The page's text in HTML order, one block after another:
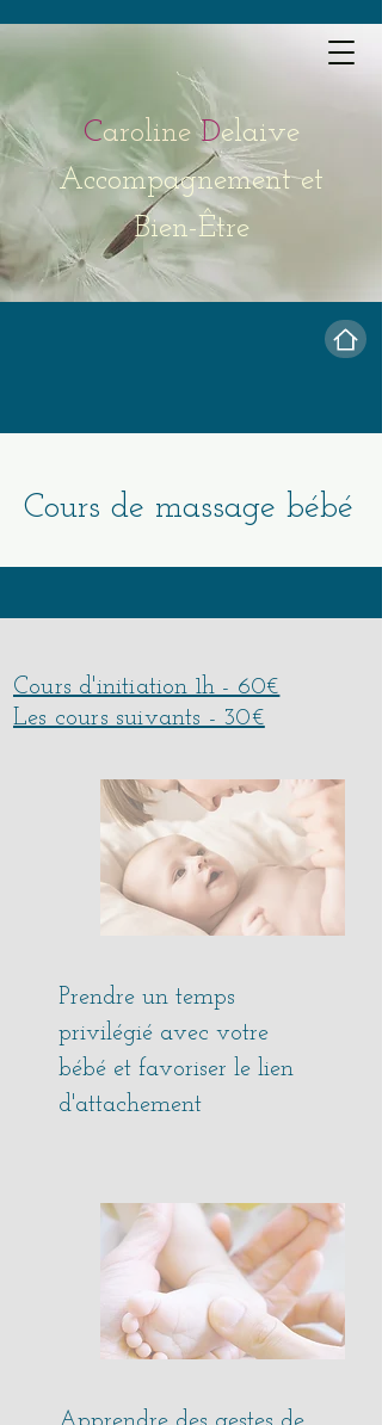
Caroline Delaive
Accompagnement et
Bien-Être
Cours de massage bébé
Cours d'initiation 1h - 60€
Les cours suivants - 30€
Prendre un temps
privilégié avec votre
bébé et favoriser le lien
d'attachement